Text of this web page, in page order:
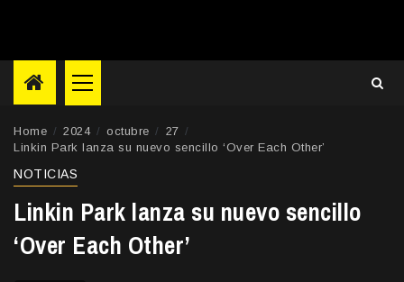
Primary
Menu
Home 2024 octubre
27
Linkin Park lanza su nuevo sencillo ‘Over Each Other’
NOTICIAS
Linkin Park lanza su nuevo sencillo
‘Over Each Other’